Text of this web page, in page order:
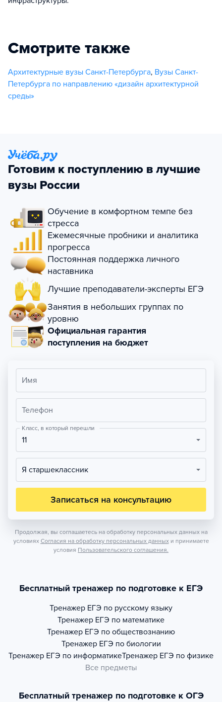
Смотрите также
Архитектурные вузы Санкт-Петербурга, Вузы Санкт-
Петербурга по направлению «дизайн архитектурной
среды»
Готовим к поступлению в лучшие
вузы России
Обучение в комфортном темпе без
стресса
Ежемесячные пробники и аналитика
прогресса
Постоянная поддержка личного
наставника
Лучшие преподаватели-эксперты ЕГЭ
Занятия в небольших группах по
уровню
Официальная гарантия
поступления на бюджет
Имя
Телефон
Класс, в который перешли
11
Я старшеклассник
Записаться на консультацию
Продолжая, вы соглашаетесь на обработку персональных данных на
условиях Согласия на обработку персональных данных и принимаете
условия Пользовательского соглашения.
Бесплатный тренажер по подготовке к ЕГЭ
Тренажер ЕГЭ по русскому языку
Тренажер ЕГЭ по математике
Тренажер ЕГЭ по обществознанию
Тренажер ЕГЭ по биологии
Тренажер ЕГЭ по информатикеТренажер ЕГЭ по физике
Все предметы
Бесплатный тренажер по подготовке к ОГЭ